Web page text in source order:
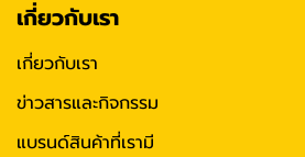
เกี่ยวกับเรา
เกี่ยวกับเรา
ข่าวสารและกิจกรรม
แบรนด์สินค้าที่เรามี